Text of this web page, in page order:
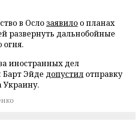
в Осло заявило о планах
развернуть дальнобойные
огня.
иностранных дел
Барт Эйде допустил отправку
Украину.